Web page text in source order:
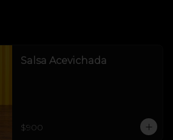
Salsa Acevichada
$900